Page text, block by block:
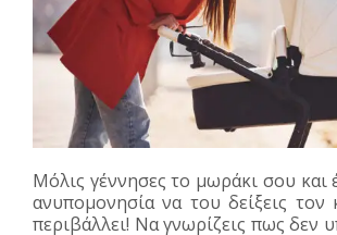
Μόλις γέννησες το μωράκι σου και
ανυπομονησία να του δείξεις
περιβάλλει! Να γνωρίζεις πως δεν